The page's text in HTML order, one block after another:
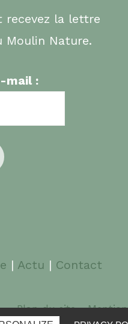
recevez la lettre
Moulin Nature.
mail :
| Actu | Contact
Plan du site